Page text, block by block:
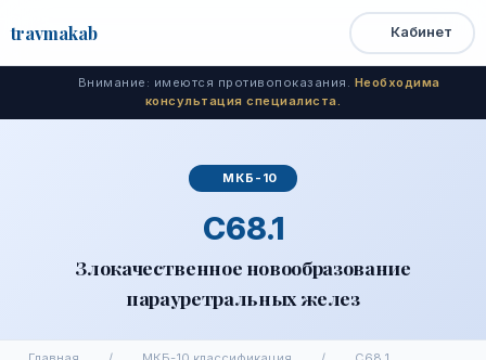
travmakab
Открыть
меню
Быстрый
доступ
Кабинет
Внимание: имеются противопоказания. Необходима
консультация специалиста.
МКБ-10
C68.1
Злокачественное новообразование
парауретральных желез